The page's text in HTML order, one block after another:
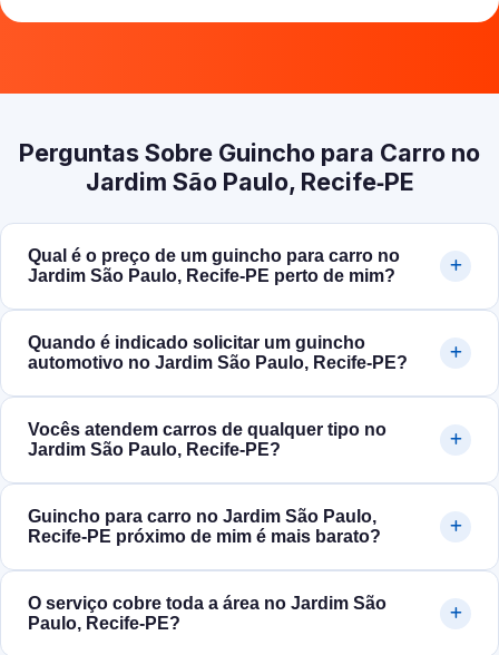
Perguntas Sobre Guincho para Carro no
Jardim São Paulo, Recife‑PE
Qual é o preço de um guincho para carro no
Jardim São Paulo, Recife‑PE perto de mim?
Quando é indicado solicitar um guincho
automotivo no Jardim São Paulo, Recife‑PE?
Vocês atendem carros de qualquer tipo no
Jardim São Paulo, Recife‑PE?
Guincho para carro no Jardim São Paulo,
Recife‑PE próximo de mim é mais barato?
O serviço cobre toda a área no Jardim São
Paulo, Recife‑PE?